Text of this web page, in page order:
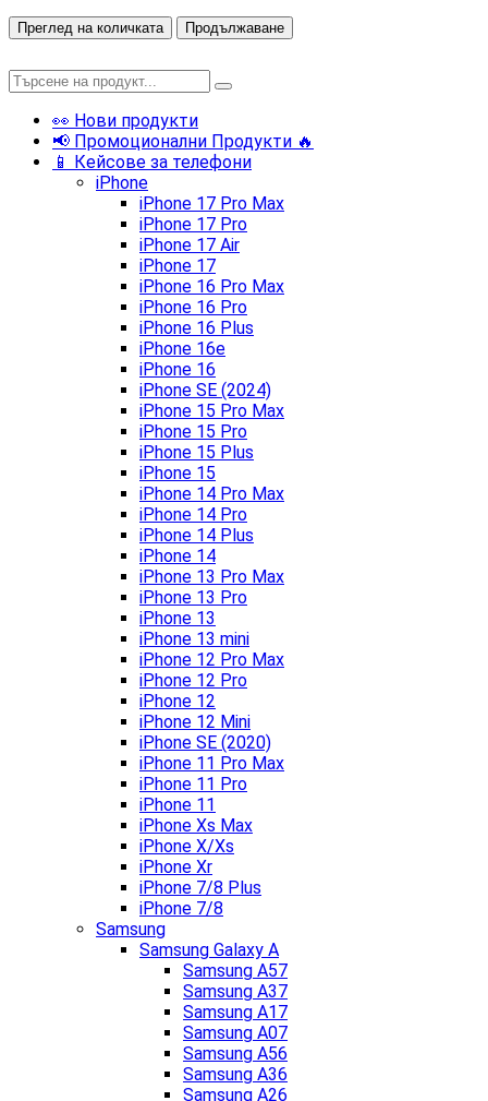
Преглед на количката Продължаване
👀 Нови продукти
📢 Промоционални Продукти 🔥
📱 Кейсове за телефони
iPhone
iPhone 17 Pro Max
iPhone 17 Pro
iPhone 17 Air
iPhone 17
iPhone 16 Pro Max
iPhone 16 Pro
iPhone 16 Plus
iPhone 16e
iPhone 16
iPhone SE (2024)
iPhone 15 Pro Max
iPhone 15 Pro
iPhone 15 Plus
iPhone 15
iPhone 14 Pro Max
iPhone 14 Pro
iPhone 14 Plus
iPhone 14
iPhone 13 Pro Max
iPhone 13 Pro
iPhone 13
iPhone 13 mini
iPhone 12 Pro Max
iPhone 12 Pro
iPhone 12
iPhone 12 Mini
iPhone SE (2020)
iPhone 11 Pro Max
iPhone 11 Pro
iPhone 11
iPhone Xs Max
iPhone X/Xs
iPhone Xr
iPhone 7/8 Plus
iPhone 7/8
Samsung
Samsung Galaxy A
Samsung A57
Samsung A37
Samsung A17
Samsung A07
Samsung A56
Samsung A36
Samsung A26